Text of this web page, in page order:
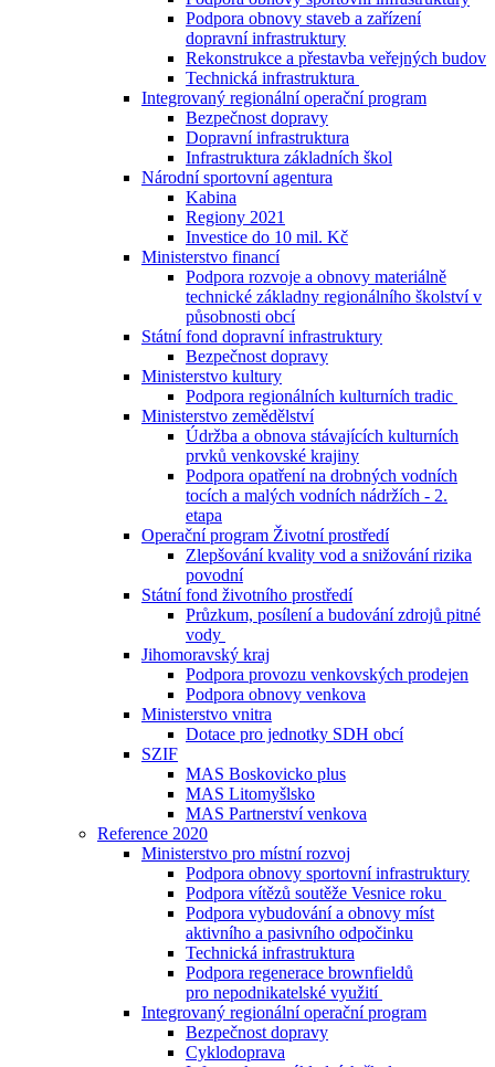
Podpora obnovy staveb a zařízení
dopravní infrastruktury
Rekonstrukce a přestavba veřejných budov
Technická infrastruktura
Integrovaný regionální operační program
Bezpečnost dopravy
Dopravní infrastruktura
Infrastruktura základních škol
Národní sportovní agentura
Kabina
Regiony 2021
Investice do 10 mil. Kč
Ministerstvo financí
Podpora rozvoje a obnovy materiálně
technické základny regionálního školství v
působnosti obcí
Státní fond dopravní infrastruktury
Bezpečnost dopravy
Ministerstvo kultury
Podpora regionálních kulturních tradic
Ministerstvo zemědělství
Údržba a obnova stávajících kulturních
prvků venkovské krajiny
Podpora opatření na drobných vodních
tocích a malých vodních nádržích - 2.
etapa
Operační program Životní prostředí
Zlepšování kvality vod a snižování rizika
povodní
Státní fond životního prostředí
Průzkum, posílení a budování zdrojů pitné
vody
Jihomoravský kraj
Podpora provozu venkovských prodejen
Podpora obnovy venkova
Ministerstvo vnitra
Dotace pro jednotky SDH obcí
SZIF
MAS Boskovicko plus
MAS Litomyšlsko
MAS Partnerství venkova
Reference 2020
Ministerstvo pro místní rozvoj
Podpora obnovy sportovní infrastruktury
Podpora vítězů soutěže Vesnice roku
Podpora vybudování a obnovy míst
aktivního a pasivního odpočinku
Technická infrastruktura
Podpora regenerace brownfieldů
pro nepodnikatelské využití
Integrovaný regionální operační program
Bezpečnost dopravy
Cyklodoprava